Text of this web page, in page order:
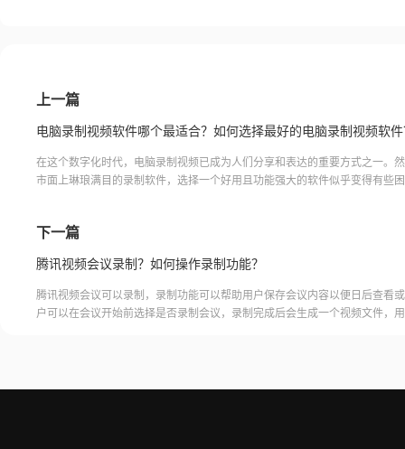
上一篇
电脑录制视频软件哪个最适合？如何选择最好的电脑录制视频软
在这个数字化时代，电脑录制视频已成为人们分享和表达的重要方式之一。
市面上琳琅满目的录制软件，选择一个好用且功能强大的软件似乎变得有些
下一篇
腾讯视频会议录制？如何操作录制功能？
腾讯视频会议可以录制，录制功能可以帮助用户保存会议内容以便日后查看
户可以在会议开始前选择是否录制会议，录制完成后会生成一个视频文件，